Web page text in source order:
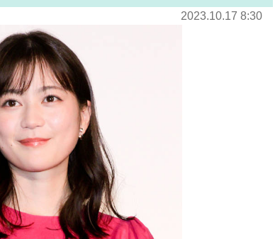
2023.10.17 8:30